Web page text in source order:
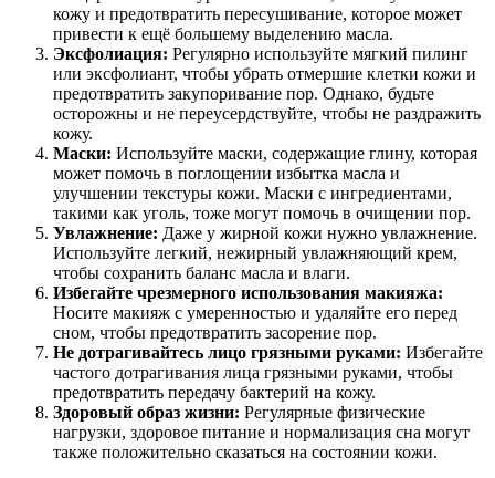
кожу и предотвратить пересушивание, которое может
привести к ещё большему выделению масла.
Эксфолиация: Регулярно используйте мягкий пилинг
или эксфолиант, чтобы убрать отмершие клетки кожи и
предотвратить закупоривание пор. Однако, будьте
осторожны и не переусердствуйте, чтобы не раздражить
кожу.
Маски: Используйте маски, содержащие глину, которая
может помочь в поглощении избытка масла и
улучшении текстуры кожи. Маски с ингредиентами,
такими как уголь, тоже могут помочь в очищении пор.
Увлажнение: Даже у жирной кожи нужно увлажнение.
Используйте легкий, нежирный увлажняющий крем,
чтобы сохранить баланс масла и влаги.
Избегайте чрезмерного использования макияжа:
Носите макияж с умеренностью и удаляйте его перед
сном, чтобы предотвратить засорение пор.
Не дотрагивайтесь лицо грязными руками: Избегайте
частого дотрагивания лица грязными руками, чтобы
предотвратить передачу бактерий на кожу.
Здоровый образ жизни: Регулярные физические
нагрузки, здоровое питание и нормализация сна могут
также положительно сказаться на состоянии кожи.